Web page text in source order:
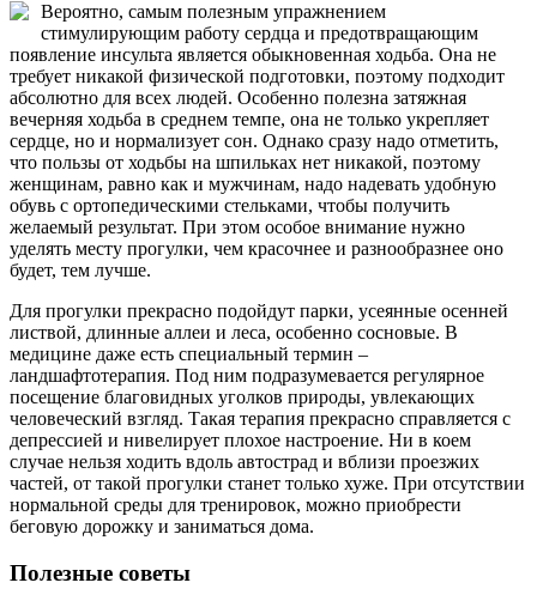
Вероятно, самым полезным упражнением
стимулирующим работу сердца и предотвращающим
появление инсульта является обыкновенная ходьба. Она не
требует никакой физической подготовки, поэтому подходит
абсолютно для всех людей. Особенно полезна затяжная
вечерняя ходьба в среднем темпе, она не только укрепляет
сердце, но и нормализует сон. Однако сразу надо отметить,
что пользы от ходьбы на шпильках нет никакой, поэтому
женщинам, равно как и мужчинам, надо надевать удобную
обувь с ортопедическими стельками, чтобы получить
желаемый результат. При этом особое внимание нужно
уделять месту прогулки, чем красочнее и разнообразнее оно
будет, тем лучше.
Для прогулки прекрасно подойдут парки, усеянные осенней
листвой, длинные аллеи и леса, особенно сосновые. В
медицине даже есть специальный термин –
ландшафтотерапия. Под ним подразумевается регулярное
посещение благовидных уголков природы, увлекающих
человеческий взгляд. Такая терапия прекрасно справляется с
депрессией и нивелирует плохое настроение. Ни в коем
случае нельзя ходить вдоль автострад и вблизи проезжих
частей, от такой прогулки станет только хуже. При отсутствии
нормальной среды для тренировок, можно приобрести
беговую дорожку и заниматься дома.
Полезные советы